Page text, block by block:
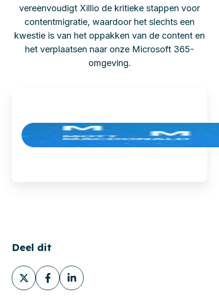
vereenvoudigt Xillio de kritieke stappen voor
contentmigratie, waardoor het slechts een
kwestie is van het oppakken van de content en
het verplaatsen naar onze Microsoft 365-
omgeving.
Deel dit
Deel
via
Deel
via
Deel
via